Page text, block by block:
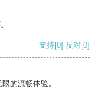
支持[0] 反对[0]
的流畅体验。